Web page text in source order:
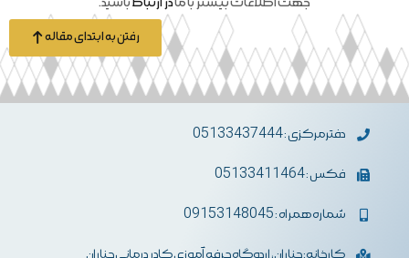
رفتن به ابتدای مقاله
دفترمرکزی : 05133437444
فکس : 05133411464
شماره همراه : 09153148045